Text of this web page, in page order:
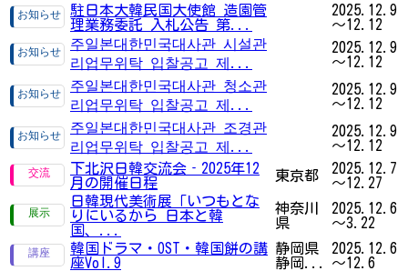
駐日本大韓民国大使館 造園管
理業務委託 入札公告 第...
2025.12.9
～12.12
주일본대한민국대사관 시설관
리업무위탁 입찰공고 제...
2025.12.9
～12.12
주일본대한민국대사관 청소관
리업무위탁 입찰공고 제...
2025.12.9
～12.12
주일본대한민국대사관 조경관
리업무위탁 입찰공고 제...
2025.12.9
～12.12
下北沢日韓交流会‐2025年12
月の開催日程
東京都
2025.12.7
～12.27
日韓現代美術展「いつもとな
りにいるから 日本と韓
国、...
神奈川
県
2025.12.6
～3.22
韓国ドラマ・OST・韓国餅の講
座Vol.9
静岡県
静岡...
2025.12.6
～12.6